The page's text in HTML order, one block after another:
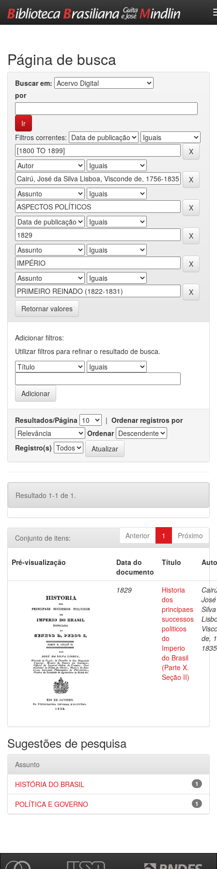
Página de busca
Buscar em:
por
Filtros correntes:
Retornar valores
Adicionar filtros:
Utilizar filtros para refinar o resultado de busca.
Resultados/Página | Ordenar registros por
Ordenar
Registro(s)
Resultado 1-1 de 1.
Anterior 1 Próximo
Conjunto de itens:
Pré-visualização
Data do
documento
Título
1829
Historia
dos
principaes
successos
politicos
do
Imperio
do Brasil
(Parte X.
Seção II)
Silva
de,
1835
Sugestões de pesquisa
Assunto
1
HISTÓRIA DO BRASIL
1
POLÍTICA E GOVERNO